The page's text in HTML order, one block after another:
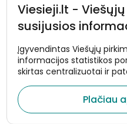
Viesieji.lt -
susijusios
Įgyvendintas Viešųjų
informacijos statistikos
skirtas centralizuotai ir
duomenis.
Plačiau